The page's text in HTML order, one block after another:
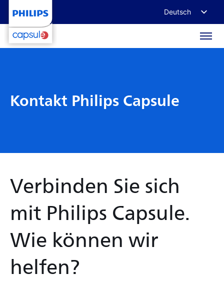
Deutsch
Kontakt Philips Capsule
Verbinden Sie sich
mit Philips Capsule.
Wie können wir
helfen?